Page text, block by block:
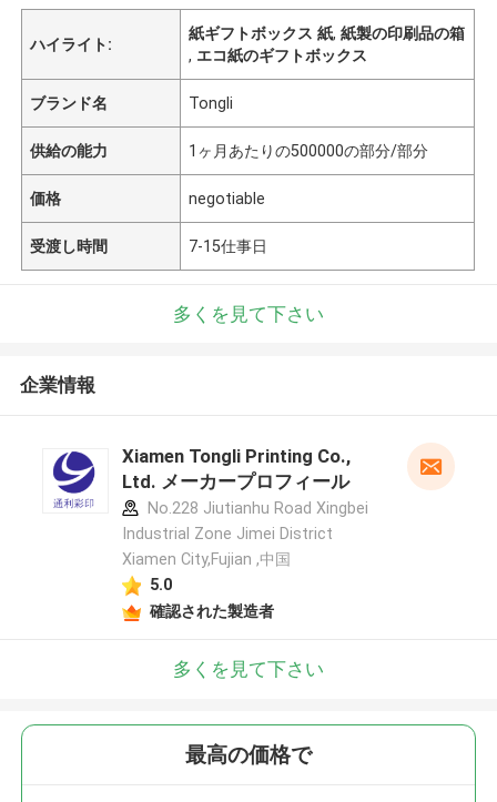
ハイライト:
紙ギフトボックス 紙,紙製の印刷品の箱
, エコ紙のギフトボックス
ブランド名 Tongli
供給の能力 1ヶ月あたりの500000の部分/部分
価格 negotiable
受渡し時間 7-15仕事日
多くを見て下さい
企業情報
Xiamen Tongli Printing Co.,
Ltd. メーカープロフィール
No.228 Jiutianhu Road Xingbei
Industrial Zone Jimei District
Xiamen City,Fujian ,中国
5.0
確認された製造者
多くを見て下さい
最高の価格で